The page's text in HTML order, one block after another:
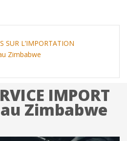
SUR L’IMPORTATION
Zimbabwe
IMPORT
au Zimbabwe